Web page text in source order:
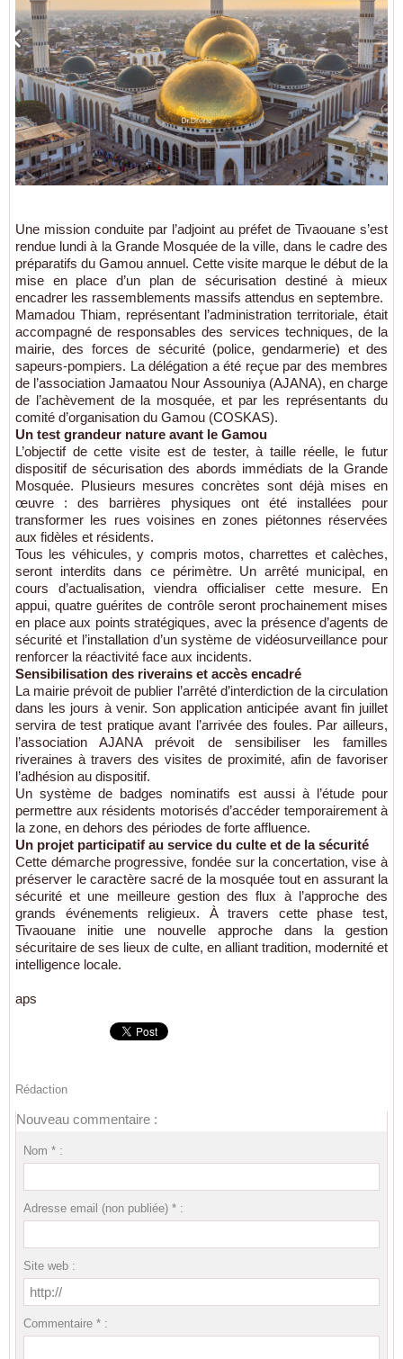
Une mission conduite par l’adjoint au préfet de Tivaouane s’est
rendue lundi à la Grande Mosquée de la ville, dans le cadre des
préparatifs du Gamou annuel. Cette visite marque le début de la
mise en place d’un plan de sécurisation destiné à mieux
encadrer les rassemblements massifs attendus en septembre.
Mamadou Thiam, représentant l’administration territoriale, était
accompagné de responsables des services techniques, de la
mairie, des forces de sécurité (police, gendarmerie) et des
sapeurs-pompiers. La délégation a été reçue par des membres
de l’association Jamaatou Nour Assouniya (AJANA), en charge
de l’achèvement de la mosquée, et par les représentants du
comité d’organisation du Gamou (COSKAS).
Un test grandeur nature avant le Gamou
L’objectif de cette visite est de tester, à taille réelle, le futur
dispositif de sécurisation des abords immédiats de la Grande
Mosquée. Plusieurs mesures concrètes sont déjà mises en
œuvre : des barrières physiques ont été installées pour
transformer les rues voisines en zones piétonnes réservées
aux fidèles et résidents.
Tous les véhicules, y compris motos, charrettes et calèches,
seront interdits dans ce périmètre. Un arrêté municipal, en
cours d’actualisation, viendra officialiser cette mesure. En
appui, quatre guérites de contrôle seront prochainement mises
en place aux points stratégiques, avec la présence d’agents de
sécurité et l’installation d’un système de vidéosurveillance pour
renforcer la réactivité face aux incidents.
Sensibilisation des riverains et accès encadré
La mairie prévoit de publier l’arrêté d’interdiction de la circulation
dans les jours à venir. Son application anticipée avant fin juillet
servira de test pratique avant l’arrivée des foules. Par ailleurs,
l’association AJANA prévoit de sensibiliser les familles
riveraines à travers des visites de proximité, afin de favoriser
l’adhésion au dispositif.
Un système de badges nominatifs est aussi à l’étude pour
permettre aux résidents motorisés d’accéder temporairement à
la zone, en dehors des périodes de forte affluence.
Un projet participatif au service du culte et de la sécurité
Cette démarche progressive, fondée sur la concertation, vise à
préserver le caractère sacré de la mosquée tout en assurant la
sécurité et une meilleure gestion des flux à l’approche des
grands événements religieux. À travers cette phase test,
Tivaouane initie une nouvelle approche dans la gestion
sécuritaire de ses lieux de culte, en alliant tradition, modernité et
intelligence locale.
aps
Rédaction
Nouveau commentaire :
Nom * :
Adresse email (non publiée) * :
Site web :
Commentaire * :